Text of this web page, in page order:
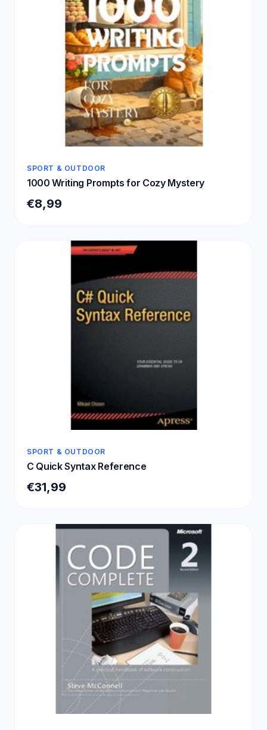
SPORT & OUTDOOR
1000 Writing Prompts for Cozy Mystery
€8,99
SPORT & OUTDOOR
C Quick Syntax Reference
€31,99